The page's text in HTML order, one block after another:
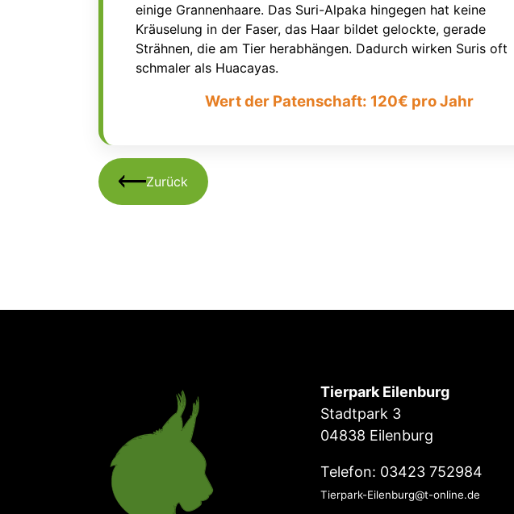
einige Grannenhaare. Das Suri-Alpaka hingegen hat keine
Kräuselung in der Faser, das Haar bildet gelockte, gerade
Strähnen, die am Tier herabhängen. Dadurch wirken Suris oft
schmaler als Huacayas.
Wert der Patenschaft: 120€ pro Jahr
Zurück
Tierpark Eilenburg
Stadtpark 3
04838 Eilenburg
Telefon: 03423 752984
Tierpark-Eilenburg@t-online.de